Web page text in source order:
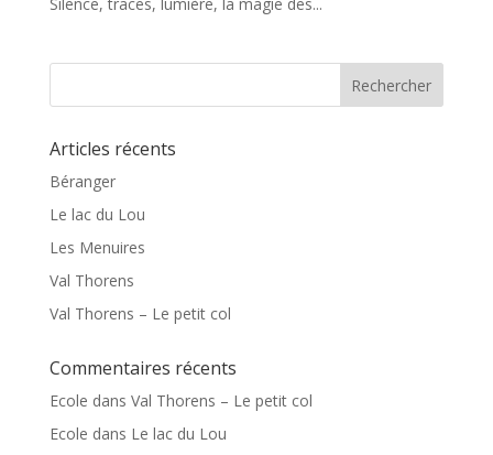
Articles récents
Béranger
Le lac du Lou
Les Menuires
Val Thorens
Val Thorens – Le petit col
Commentaires récents
Ecole dans Val Thorens – Le petit col
Ecole dans Le lac du Lou